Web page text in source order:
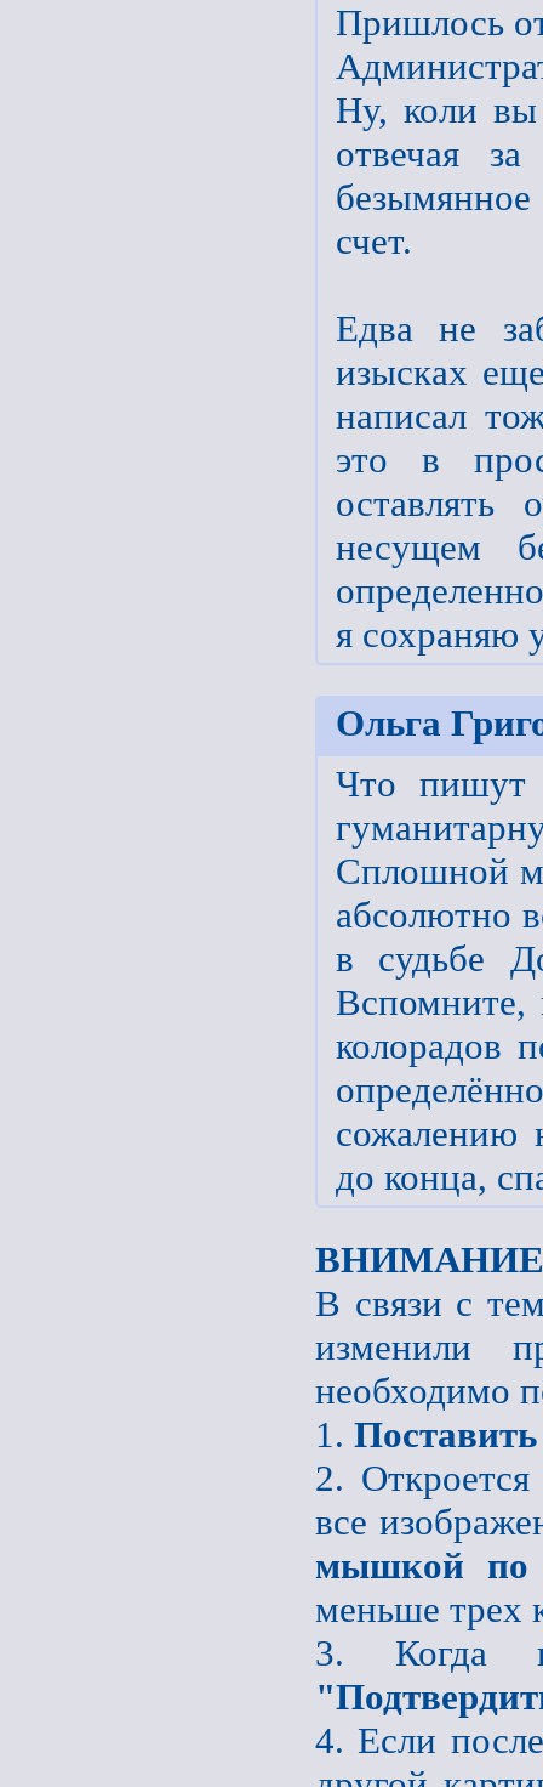
Пришлось
Ну, коли
отвечая
счет.
Едва не
изысках
написал
это в
оставлять
несущем
я сохраняю
Ольга
Что пишут
Сплошной
абсолютно
в судьбе
колорадов
сожалению
до конца,
В связи с
изменили
необходимо
1.
2.
все
мышкой по
меньше трех
3. Когда
4. Если